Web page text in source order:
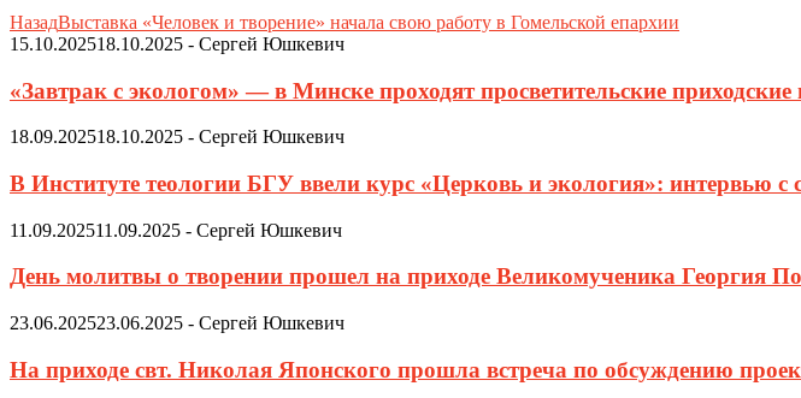
НазадВыставка «Человек и творение» начала свою работу в Гомельской епархии
15.10.202518.10.2025 - Сергей Юшкевич
«Завтрак с экологом» — в Минске проходят просветительские приходские
18.09.202518.10.2025 - Сергей Юшкевич
В Институте теологии БГУ ввели курс «Церковь и экология»: интервью с
11.09.202511.09.2025 - Сергей Юшкевич
День молитвы о творении прошел на приходе Великомученика Георгия
23.06.202523.06.2025 - Сергей Юшкевич
На приходе свт. Николая Японского прошла встреча по обсуждению